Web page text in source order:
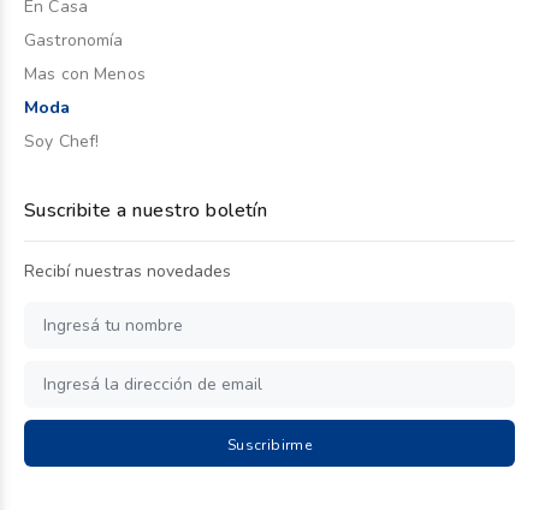
En Casa
Gastronomía
Mas con Menos
Moda
Soy Chef!
Suscribite a nuestro boletín
Recibí nuestras novedades
Suscribirme